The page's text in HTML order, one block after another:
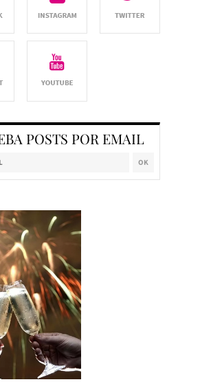
POSTS POR EMAIL